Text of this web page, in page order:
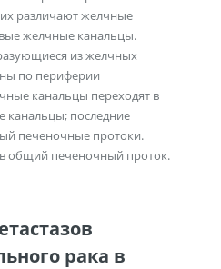
различают желчные
желчные канальцы.
из желчных
по периферии
канальцы переходят в
последние
печеночные протоки.
общий печеночный проток.
рака в